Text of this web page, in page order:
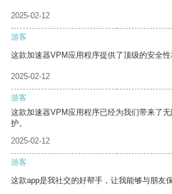
2025-02-12
游客
这款加速器VPM应用程序提供了顶级的安全性
2025-02-12
游客
这款加速器VPM应用程序已经为我们带来了
护。
2025-02-12
游客
这款app是我社交的好帮手，让我能够与朋友